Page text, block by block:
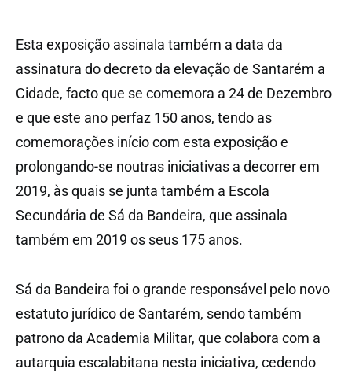
Esta exposição assinala também a data da
assinatura do decreto da elevação de Santarém a
Cidade, facto que se comemora a 24 de Dezembro
e que este ano perfaz 150 anos, tendo as
comemorações início com esta exposição e
prolongando-se noutras iniciativas a decorrer em
2019, às quais se junta também a Escola
Secundária de Sá da Bandeira, que assinala
também em 2019 os seus 175 anos.
Sá da Bandeira foi o grande responsável pelo novo
estatuto jurídico de Santarém, sendo também
patrono da Academia Militar, que colabora com a
autarquia escalabitana nesta iniciativa, cedendo